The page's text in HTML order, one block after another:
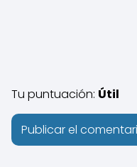
Tu puntuación: Útil